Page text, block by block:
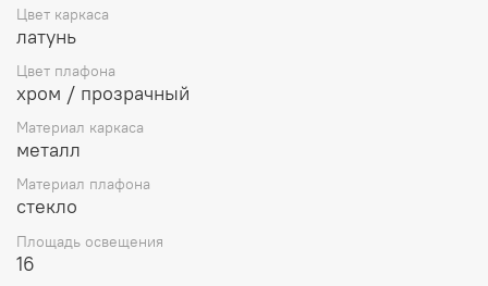
Цвет каркаса
латунь
Цвет плафона
хром / прозрачный
Материал каркаса
металл
Материал плафона
стекло
Площадь освещения
16